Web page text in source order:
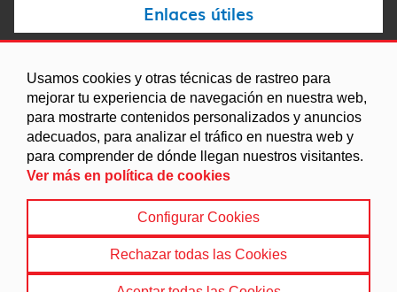
Usamos cookies y otras técnicas de rastreo para
mejorar tu experiencia de navegación en nuestra web,
para mostrarte contenidos personalizados y anuncios
adecuados, para analizar el tráfico en nuestra web y
para comprender de dónde llegan nuestros visitantes.
Ver más en política de cookies
Configurar Cookies
Rechazar todas las Cookies
Enlaces útiles
Agenda
Ordenanzas
Entidades y asociaciones
© 2022 Ayuntamiento de Colomera
Política de Cookies